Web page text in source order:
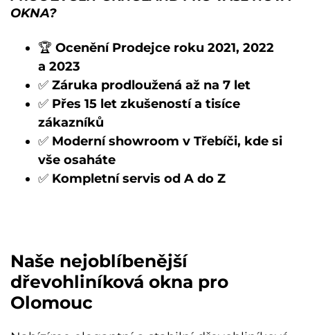
OKNA?
🏆 Ocenění Prodejce roku 2021, 2022
a 2023
✅ Záruka prodloužená až na 7 let
✅ Přes 15 let zkušeností a tisíce
zákazníků
✅ Moderní showroom v Třebíči, kde si
vše osaháte
✅ Kompletní servis od A do Z
Naše nejoblíbenější
dřevohliníková okna pro
Olomouc